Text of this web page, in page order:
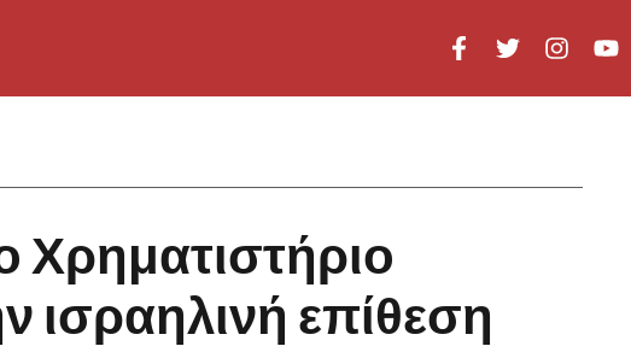
Χρηματιστήριο
ισραηλινή επίθεση